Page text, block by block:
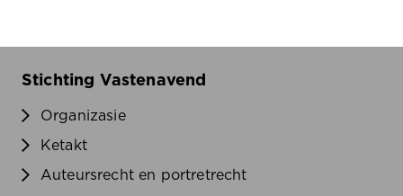
Stichting Vastenavend
Organizasie
Ketakt
Auteursrecht en portretrecht